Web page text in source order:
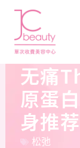
Skip
content
无痛
原蛋
身推荐
松弛